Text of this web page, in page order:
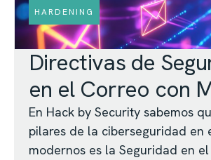
HARDENING
Directivas de
en el Correo con
En Hack by Security sabemos
pilares de la ciberseguridad en
modernos es la Seguridad en